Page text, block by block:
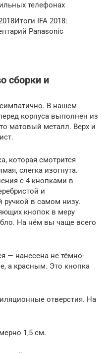
телефонах
IFA 2018:
Panasonic
сборки и
симпатично. В нашем
корпуса выполнен из
матовый металл. Верх и
которая смотрится
слегка изогнута.
с 4 кнопками в
и
ручкой в самом низу.
кнопок в меру
На нём вы чаще всего
— нанесена не тёмно-
а красным. Это кнопка
отверстия. На
1,5 см.